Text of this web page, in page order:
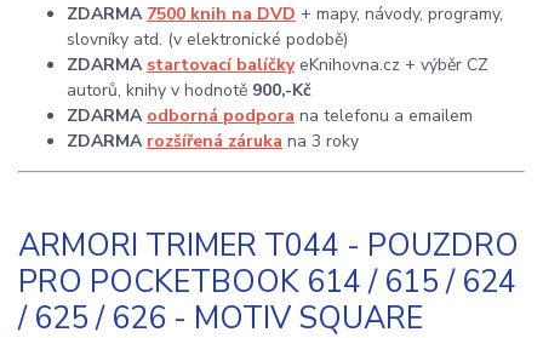
ZDARMA 7500 knih na DVD + mapy, návody, programy,
slovníky atd. (v elektronické podobě)
ZDARMA startovací balíčkyeKnihovna.cz + výběr CZ
autorů, knihy v hodnotě 900,-Kč
ZDARMA odborná podpora na telefonu a emailem
ZDARMA rozšířená záruka na 3 roky
ARMORI TRIMER T044 - POUZDRO
PRO POCKETBOOK 614 / 615 / 624
/ 625 / 626 - MOTIV SQUARE